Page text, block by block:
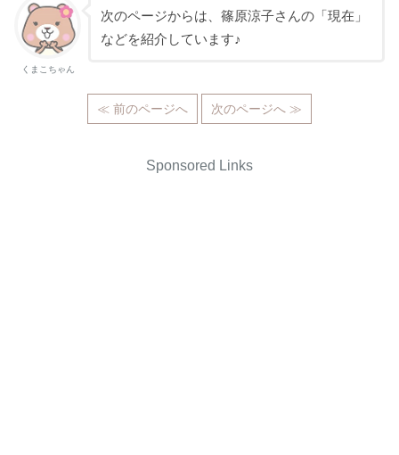
くまこちゃん
次のページからは、篠原涼子さんの「現在」
などを紹介しています♪
≪ 前のページへ 次のページへ ≫
Sponsored Links